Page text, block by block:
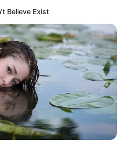
Believe Exist